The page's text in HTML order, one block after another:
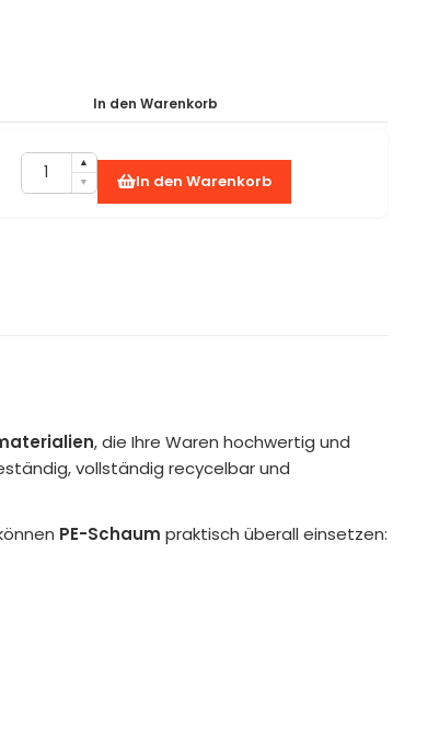
In den Warenkorb
In den Warenkorb
, die Ihre Waren hochwertig und
vollständig recycelbar und
PE-Schaum praktisch überall einsetzen: